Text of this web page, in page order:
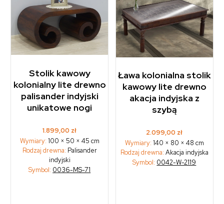
Stolik kawowy
kolonialny lite drewno
palisander indyjski
unikatowe nogi
1.899,00 zł
Wymiary: 100 × 50 × 45 cm
Rodzaj drewna: Palisander
indyjski
Symbol: 0036-MS-71
Ława kolonialna stolik
kawowy lite drewno
akacja indyjska z
szybą
2.099,00 zł
Wymiary: 140 × 80 × 48 cm
Rodzaj drewna: Akacja indyjska
Symbol: 0042-W-2119